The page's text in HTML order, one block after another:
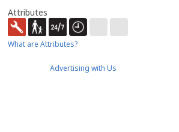
Attributes
What are Attributes?
Advertising with Us